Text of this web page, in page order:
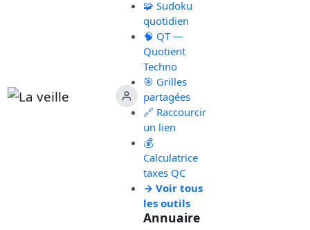
🧩 Sudoku
quotidien
🧠 QT —
Quotient
Techno
🎯 Grilles
partagées
🔗 Raccourcir
un lien
💰
Calculatrice
taxes QC
→ Voir tous
les outils
Annuaire